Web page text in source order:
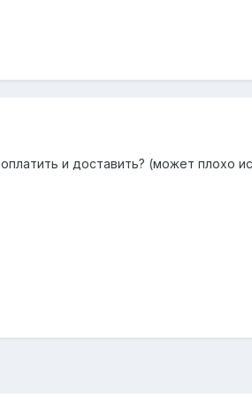
и доставить? (может плохо